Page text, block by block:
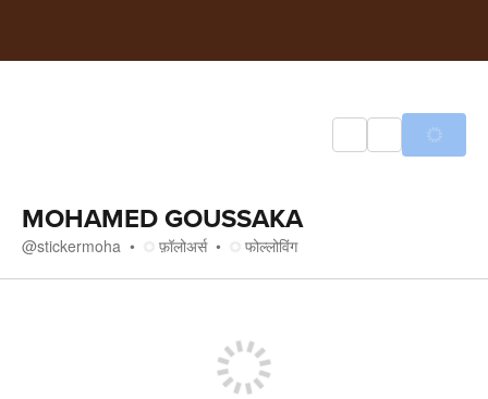
MOHAMED GOUSSAKA
@stickermoha फ़ॉलोअर्स फोल्लोविंग